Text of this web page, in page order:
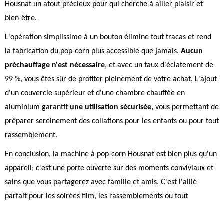
Housnat un atout précieux pour qui cherche à allier plaisir et
bien-être.
L'opération simplissime à un bouton élimine tout tracas et rend
la fabrication du pop-corn plus accessible que jamais. Aucun
préchauffage n'est nécessaire, et avec un taux d'éclatement de
99 %, vous êtes sûr de profiter pleinement de votre achat. L'ajout
d'un couvercle supérieur et d'une chambre chauffée en
aluminium garantit une utilisation sécurisée, vous permettant de
préparer sereinement des collations pour les enfants ou pour tout
rassemblement.
En conclusion, la machine à pop-corn Housnat est bien plus qu'un
appareil; c'est une porte ouverte sur des moments conviviaux et
sains que vous partagerez avec famille et amis. C'est l'allié
parfait pour les soirées film, les rassemblements ou tout